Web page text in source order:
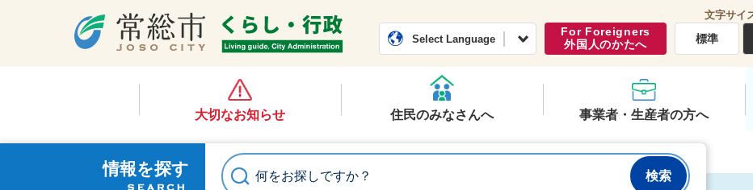
常総市公式ホームページくらし・行政
Select Language
For Foreigners
外国人のかたへ
文字サイ
標準
大切なお知らせ 住民のみなさんへ 事業者・生産者の方へ
情報を探す